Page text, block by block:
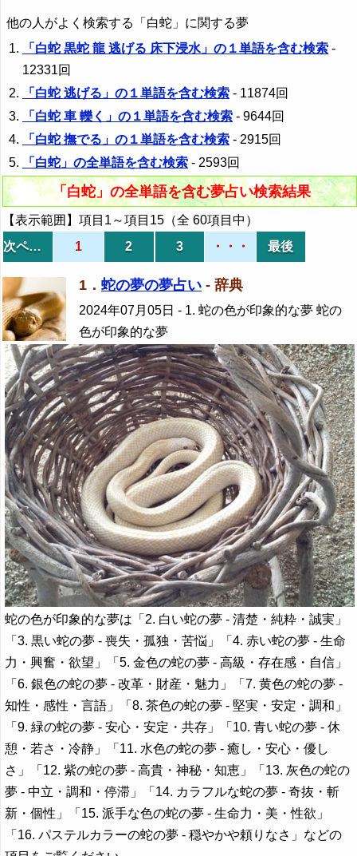
他の人がよく検索する「白蛇」に関する夢
「白蛇 黒蛇 龍 逃げる 床下浸水」の１単語を含む検索 -
12331回
「白蛇 逃げる」の１単語を含む検索 - 11874回
「白蛇 車 轢く」の１単語を含む検索 - 9644回
「白蛇 撫でる」の１単語を含む検索 - 2915回
「白蛇」の全単語を含む検索 - 2593回
「白蛇」の全単語を含む夢占い検索結果
【表示範囲】項目1～項目15（全 60項目中）
次ページ
1 2 3 ・・・ 最後
1． 蛇の夢の夢占い - 辞典
2024年07月05日 - 1. 蛇の色が印象的な夢 蛇の
色が印象的な夢
蛇の色が印象的な夢は「2. 白い蛇の夢 - 清楚・純粋・誠実」
「3. 黒い蛇の夢 - 喪失・孤独・苦悩」「4. 赤い蛇の夢 - 生命
力・興奮・欲望」「5. 金色の蛇の夢 - 高級・存在感・自信」
「6. 銀色の蛇の夢 - 改革・財産・魅力」「7. 黄色の蛇の夢 -
知性・感性・言語」「8. 茶色の蛇の夢 - 堅実・安定・調和」
「9. 緑の蛇の夢 - 安心・安定・共存」「10. 青い蛇の夢 - 休
憩・若さ・冷静」「11. 水色の蛇の夢 - 癒し・安心・優し
さ」「12. 紫の蛇の夢 - 高貴・神秘・知恵」「13. 灰色の蛇の
夢 - 中立・調和・停滞」「14. カラフルな蛇の夢 - 奇抜・斬
新・個性」「15. 派手な色の蛇の夢 - 生命力・美・性欲」
「16. パステルカラーの蛇の夢 - 穏やかや頼りなさ」などの